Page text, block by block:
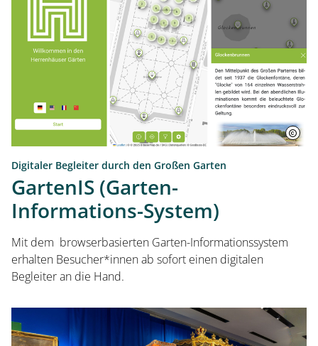
Digitaler Begleiter durch den Großen Garten
GartenIS (Garten-
Informations-System)
Mit dem browserbasierten Garten-Informationssystem
erhalten Besucher*innen ab sofort einen digitalen
Begleiter an die Hand.